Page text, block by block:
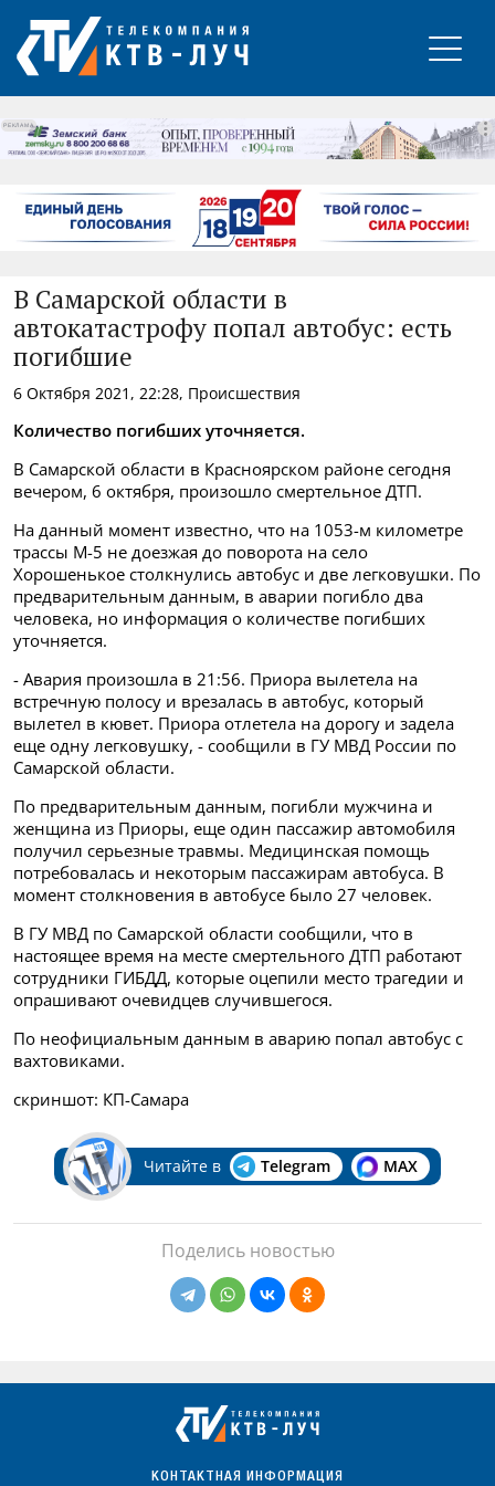
РЕКЛАМА
В Самарской области в
автокатастрофу попал автобус: есть
погибшие
6 Октября 2021, 22:28, Происшествия
Количество погибших уточняется.
В Самарской области в Красноярском районе сегодня
вечером, 6 октября, произошло смертельное ДТП.
На данный момент известно, что на 1053-м километре
трассы М-5 не доезжая до поворота на село
Хорошенькое столкнулись автобус и две легковушки. По
предварительным данным, в аварии погибло два
человека, но информация о количестве погибших
уточняется.
- Авария произошла в 21:56. Приора вылетела на
встречную полосу и врезалась в автобус, который
вылетел в кювет. Приора отлетела на дорогу и задела
еще одну легковушку, - сообщили в ГУ МВД России по
Самарской области.
По предварительным данным, погибли мужчина и
женщина из Приоры, еще один пассажир автомобиля
получил серьезные травмы. Медицинская помощь
потребовалась и некоторым пассажирам автобуса. В
момент столкновения в автобусе было 27 человек.
В ГУ МВД по Самарской области сообщили, что в
настоящее время на месте смертельного ДТП работают
сотрудники ГИБДД, которые оцепили место трагедии и
опрашивают очевидцев случившегося.
По неофициальным данным в аварию попал автобус с
вахтовиками.
скриншот: КП-Самара
Читайте в Telegram MAX
Поделись новостью
КОНТАКТНАЯ ИНФОРМАЦИЯ